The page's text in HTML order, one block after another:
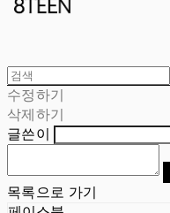
수정하기
삭제하기
글쓴이
목록으로 가기